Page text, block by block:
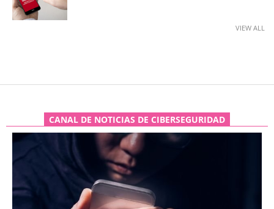
VIEW ALL
CANAL DE NOTICIAS DE CIBERSEGURIDAD